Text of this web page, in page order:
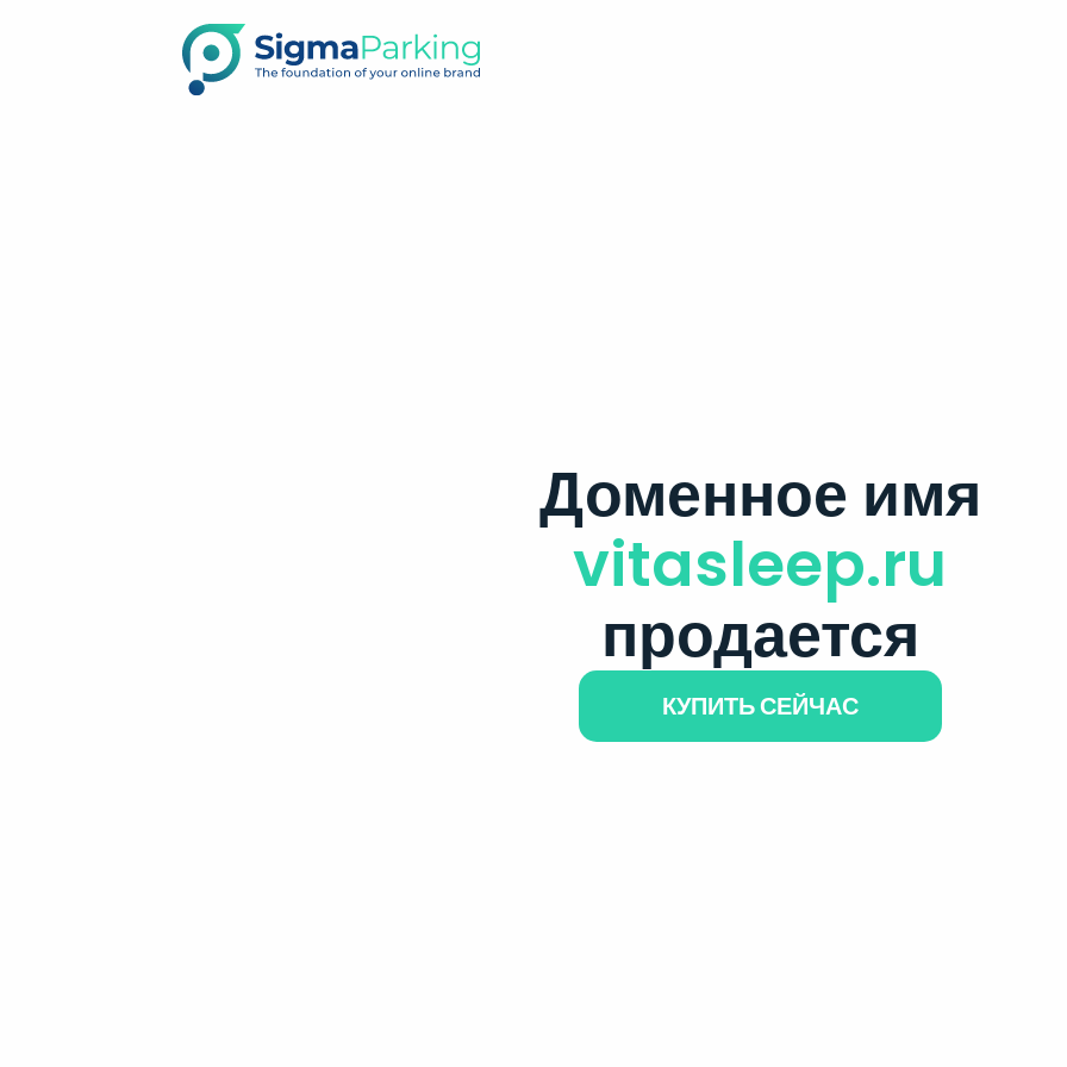
Доменное имя
vitasleep.ru
продается
КУПИТЬ СЕЙЧАС